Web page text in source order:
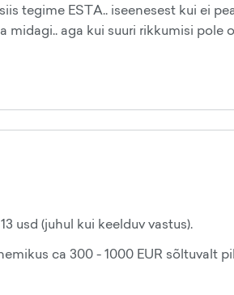
tegime ESTA.. iseenesest kui ei
midagi.. aga kui suuri rikkumisi pole
usd (juhul kui keelduv vastus).
ca 300 - 1000 EUR sõltuvalt